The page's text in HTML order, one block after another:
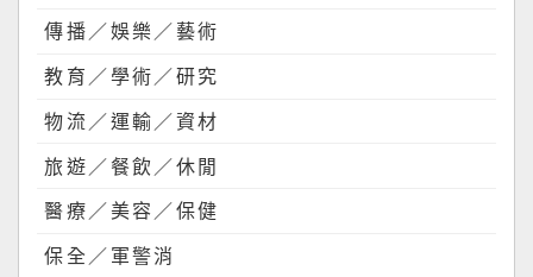
傳播／娛樂／藝術
教育／學術／研究
物流／運輸／資材
旅遊／餐飲／休閒
醫療／美容／保健
保全／軍警消